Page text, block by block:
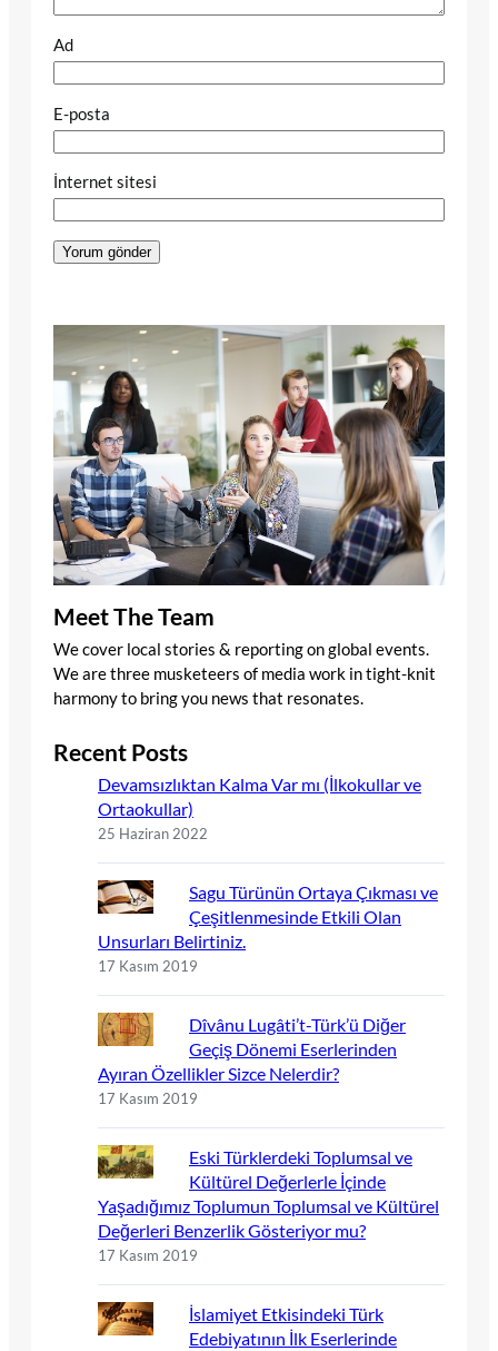
Ad
E-posta
İnternet sitesi
Meet The Team
We cover local stories & reporting on global events.
We are three musketeers of media work in tight-knit
harmony to bring you news that resonates.
Recent Posts
Devamsızlıktan Kalma Var mı (İlkokullar ve
Ortaokullar)
25 Haziran 2022
Sagu Türünün Ortaya Çıkması ve
Çeşitlenmesinde Etkili Olan
Unsurları Belirtiniz.
17 Kasım 2019
Dîvânu Lugâti’t-Türk’ü Diğer
Geçiş Dönemi Eserlerinden
Ayıran Özellikler Sizce Nelerdir?
17 Kasım 2019
Eski Türklerdeki Toplumsal ve
Kültürel Değerlerle İçinde
Yaşadığımız Toplumun Toplumsal ve Kültürel
Değerleri Benzerlik Gösteriyor mu?
17 Kasım 2019
İslamiyet Etkisindeki Türk
Edebiyatının İlk Eserlerinde